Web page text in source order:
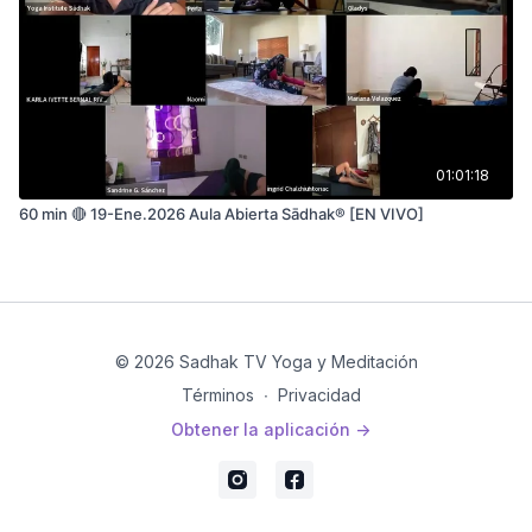
01:01:18
60 min 🔴 19-Ene.2026 Aula Abierta Sādhak® [EN VIVO]
© 2026 Sadhak TV Yoga y Meditación
Términos ∙ Privacidad
Obtener la aplicación ->